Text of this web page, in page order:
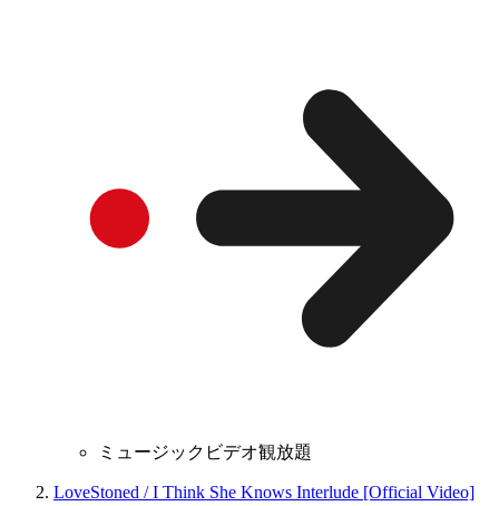
ミュージックビデオ観放題
LoveStoned / I Think She Knows Interlude [Official Video]